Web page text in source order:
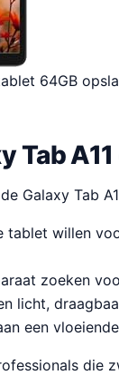
64GB
Tab
Galaxy Tab
tablet willen
zoeken
licht,
een
die